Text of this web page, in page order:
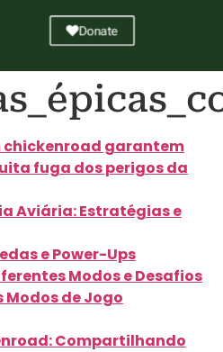
Donate
chickenroad garantem
fuga dos perigos da
Aviária: Estratégias e
e Power-Ups
Modos e Desafios
Modos de Jogo
Compartilhando